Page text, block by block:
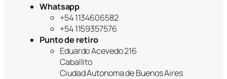
Whatsapp
+54 1134606582
+54 1159357576
Punto de retiro
Eduardo Acevedo 216
Caballito
Ciudad Autonoma de Buenos Aires